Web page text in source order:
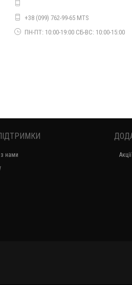
Жіноче модне пальто з еко
+38 (099) 762-99-65 MTS
ПН-ПТ: 10:00-19:00 СБ-ВС: 10:00-15:00
нами
Акції